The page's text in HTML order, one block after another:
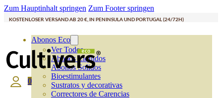
Zum Hauptinhalt springen Zum Footer springen
KOSTENLOSER VERSAND AB 20 €, IN PENINSULA UND PORTUGAL (24/72H)
Abonos Eco
Ver Todos
Abonos Líquidos
Abonos Solidos
Bioestimulantes
Sustratos y decorativas
Correctores de Carencias
0